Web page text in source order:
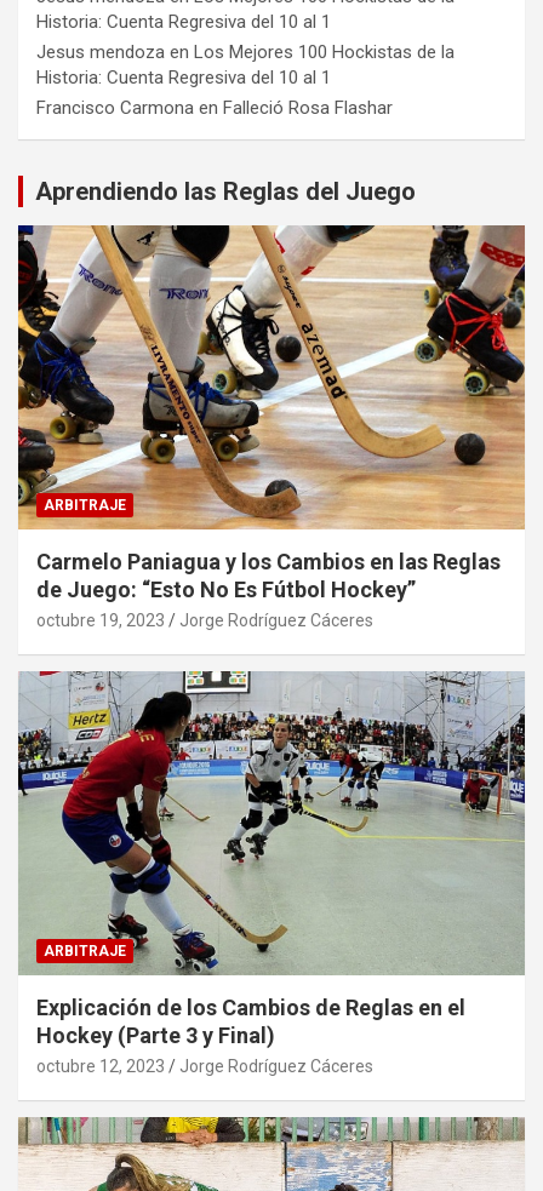
Historia: Cuenta Regresiva del 10 al 1
Jesus mendoza en Los Mejores 100 Hockistas de la
Historia: Cuenta Regresiva del 10 al 1
Francisco Carmona en Falleció Rosa Flashar
Aprendiendo las Reglas del Juego
ARBITRAJE
Carmelo Paniagua y los Cambios en las Reglas
de Juego: “Esto No Es Fútbol Hockey”
octubre 19, 2023 Jorge Rodríguez Cáceres
ARBITRAJE
Explicación de los Cambios de Reglas en el
Hockey (Parte 3 y Final)
octubre 12, 2023 Jorge Rodríguez Cáceres